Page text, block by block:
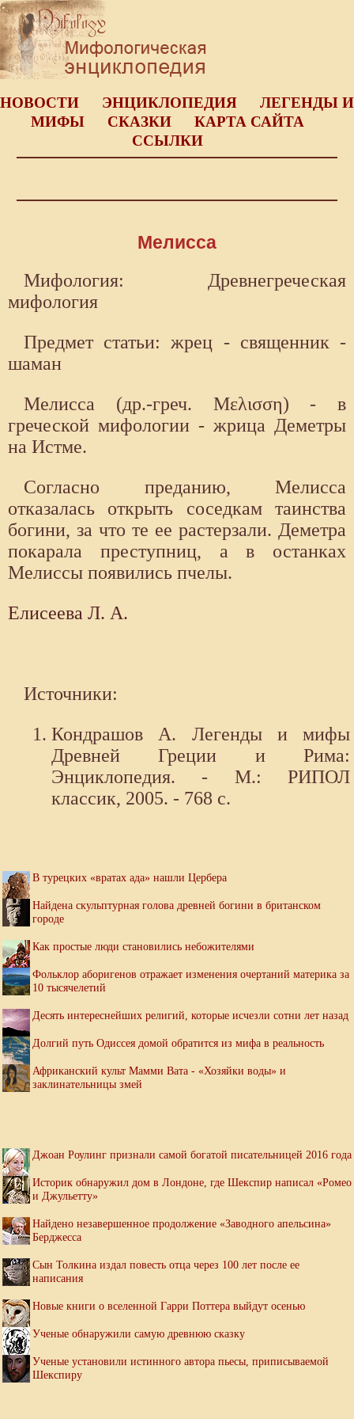
НОВОСТИ ЭНЦИКЛОПЕДИЯ
ЛЕГЕНДЫ И
МИФЫ
СКАЗКИ
КАРТА САЙТА
ССЫЛКИ
Мелисса
Мифология: Древнегреческая
мифология
Предмет статьи: жрец - священник -
шаман
Мелисса (др.-греч. Μελισση) - в
греческой мифологии - жрица Деметры
на Истме.
Согласно преданию, Мелисса
отказалась от­крыть соседкам таинства
богини, за что те ее растерзали. Деметра
по­карала преступниц, а в останках
Мелиссы появились пчелы.
Елисеева Л. А.
Источники:
Кондрашов А. Легенды и мифы
Древней Греции и Рима:
Энциклопедия. - М.: РИПОЛ
классик, 2005. - 768 с.
В турецких «вратах ада» нашли Цербера
Найдена скульптурная голова древней богини в британском
городе
Как простые люди становились небожителями
Фольклор аборигенов отражает изменения очертаний материка за
10 тысячелетий
Десять интереснейших религий, которые исчезли сотни лет назад
Долгий путь Одиссея домой обратится из мифа в реальность
Африканский культ Мамми Вата - «Хозяйки воды» и
заклинательницы змей
Джоан Роулинг признали самой богатой писательницей 2016 года
Историк обнаружил дом в Лондоне, где Шекспир написал «Ромео
и Джульетту»
Найдено незавершенное продолжение «Заводного апельсина»
Берджесса
Сын Толкина издал повесть отца через 100 лет после ее
написания
Новые книги о вселенной Гарри Поттера выйдут осенью
Ученые обнаружили самую древнюю сказку
Ученые установили истинного автора пьесы, приписываемой
Шекспиру